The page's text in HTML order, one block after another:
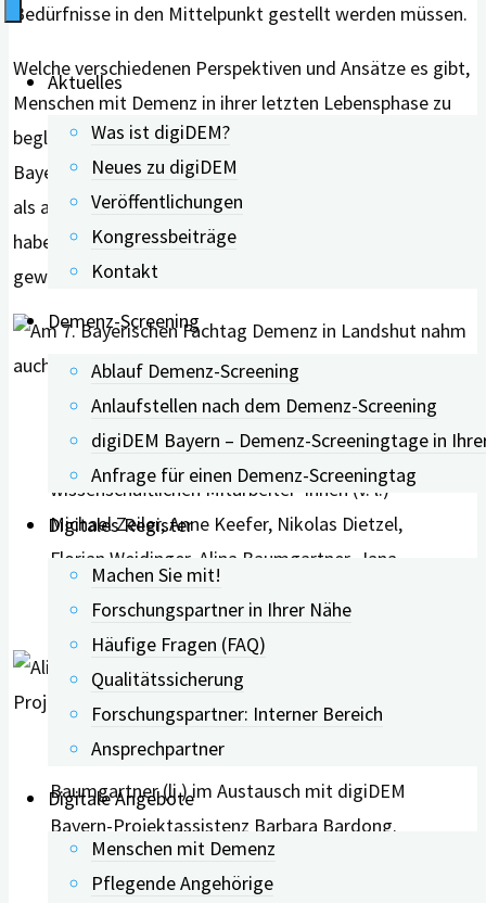
Aktuelles
Was ist digiDEM?
Neues zu digiDEM
Veröffentlichungen
Kongressbeiträge
Kontakt
Demenz-Screening
Ablauf Demenz-Screening
Anlaufstellen nach dem Demenz-Screening
digiDEM Bayern – Demenz-Screeningtage in
Anfrage für einen Demenz-Screeningtag
Digitales Register
Machen Sie mit!
Forschungspartner in Ihrer Nähe
Häufige Fragen (FAQ)
Qualitätssicherung
Forschungspartner: Interner Bereich
Ansprechpartner
Digitale Angebote
Menschen mit Demenz
Pflegende Angehörige
Bedürfnisse in den Mittelpunkt gestellt werden müssen.
Welche verschiedenen Perspektiven und Ansätze es gibt,
Menschen mit Demenz in ihrer letzten Lebensphase zu
begleiten, darüber informierte sich auch das digiDEM
Bayern-Team. Sowohl im Austausch mit Referent*innen
als auch mit digiDEM-Bayern-Forschungspartner*innen
haben die Wissenschaftler*innen wertvolle Erkenntnisse
gewonnen.
digiDEM Bayern-Projektleiter Prof. Dr. med.
Peter Kolominsky-Rabas (3. v. li.) und die
wissenschaftlichen Mitarbeiter*innen (v. l.)
Michael Zeiler, Anne Keefer, Nikolas Dietzel,
Florian Weidinger, Alina Baumgartner, Jana
Die wissenschaftliche Mitarbeiterin Alina
Baumgartner (li.) im Austausch mit digiDEM
Bayern-Projektassistenz Barbara Bardong.